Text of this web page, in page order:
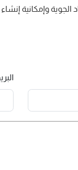
وإمكانية